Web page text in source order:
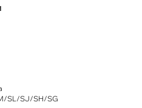
SL/SJ/SH/SG